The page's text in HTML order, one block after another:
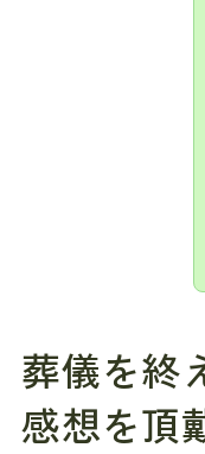
葬儀を終
感想を頂